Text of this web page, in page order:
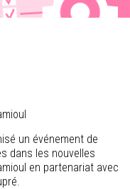
un événement de
dans les nouvelles
en partenariat avec